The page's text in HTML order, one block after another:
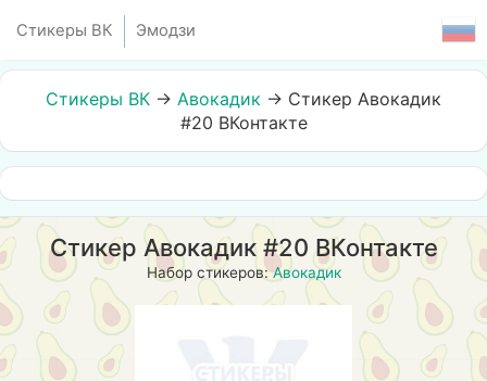
Стикеры ВК Эмодзи
Стикеры ВК → Авокадик → Стикер Авокадик
#20 ВКонтакте
Стикер Авокадик #20 ВКонтакте
Набор стикеров:Авокадик